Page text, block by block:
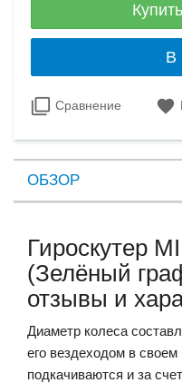
В
Сравнение
ОБЗОР
Гироскутер
(Зелёный
отзывы и
Диаметр колеса
его вездеходом в своем
подкачиваются и за